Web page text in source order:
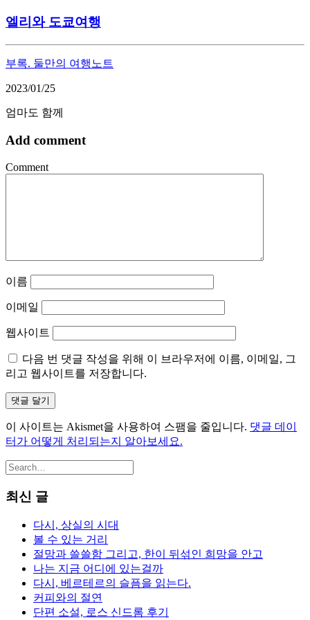
엘리와 도쿄여행
부록. 둘만의 여행노트
2023/01/25
엄마도 함께
Add comment
Comment
이름
이메일
웹사이트
다음 번 댓글 작성을 위해 이 브라우저에 이름, 이메일, 그
리고 웹사이트를 저장합니다.
이 사이트는 Akismet을 사용하여 스팸을 줄입니다. 댓글 데이
터가 어떻게 처리되는지 알아보세요.
최신 글
다시, 상실의 시대
볼 수 있는 거리
절망과 쓸쓸함 그리고, 한이 뒤섞인 희망을 안고
나는 지금 어디에 있는걸까
다시, 베르테르의 슬픔을 읽는다.
커피와의 절연
단편 소설, 로스 신드롬 후기